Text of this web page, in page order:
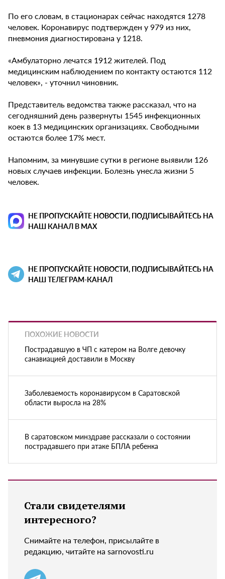
По его словам, в стационарах сейчас находятся 1278
человек. Коронавирус подтвержден у 979 из них,
пневмония диагностирована у 1218.
«Амбулаторно лечатся 1912 жителей. Под
медицинским наблюдением по контакту остаются 112
человек», - уточнил чиновник.
Представитель ведомства также рассказал, что на
сегодняшний день развернуты 1545 инфекционных
коек в 13 медицинских организациях. Свободными
остаются более 17% мест.
Напомним, за минувшие сутки в регионе выявили 126
новых случаев инфекции. Болезнь унесла жизни 5
человек.
НЕ ПРОПУСКАЙТЕ НОВОСТИ, ПОДПИСЫВАЙТЕСЬ НА
НАШ КАНАЛ В MAX
НЕ ПРОПУСКАЙТЕ НОВОСТИ, ПОДПИСЫВАЙТЕСЬ НА
НАШ ТЕЛЕГРАМ-КАНАЛ
ПОХОЖИЕ НОВОСТИ
Пострадавшую в ЧП с катером на Волге девочку
санавиацией доставили в Москву
Заболеваемость коронавирусом в Саратовской
области выросла на 28%
В саратовском минздраве рассказали о состоянии
пострадавшего при атаке БПЛА ребенка
Стали свидетелями
интересного?
Снимайте на телефон, присылайте в
редакцию, читайте на sarnovosti.ru